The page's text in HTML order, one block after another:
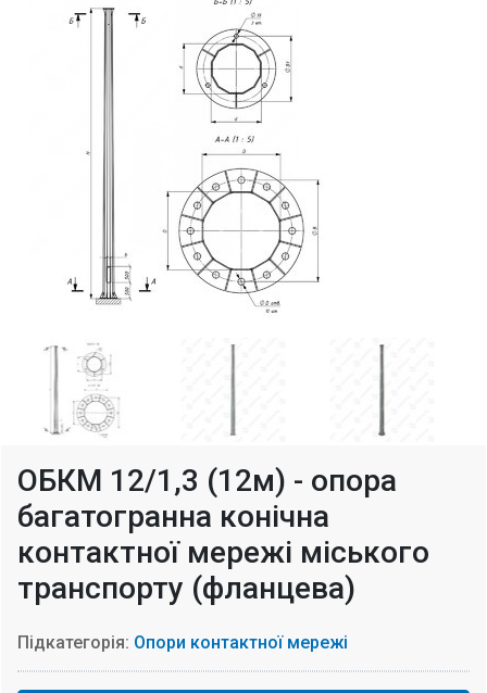
ОБКМ 12/1,3 (12м) - опора
багатогранна конічна
контактної мережі міського
транспорту (фланцева)
Підкатегорія: Опори контактної мережі